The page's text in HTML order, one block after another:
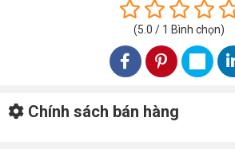
HÌNH ẢNH THẢM TRANG TRÍ COZZY PC011
(5.0 / 1 Bình chọn)
Chính sách bán hàng